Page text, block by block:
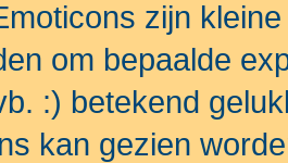
zijn
om bepaalde
:) betekend
kan gezien